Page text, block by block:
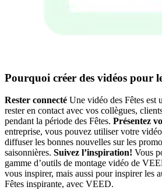
Pourquoi créer des vidéos pour
Rester connecté Une vidéo des Fêtes est
rester en contact avec vos collègues,
pendant la période des Fêtes. Présentez
entreprise, vous pouvez utiliser votre
diffuser les bonnes nouvelles sur les
saisonnières. Suivez l’inspiration! Vous
gamme d’outils de montage vidéo de
vous inspirer, mais aussi pour inspirer les
Fêtes inspirante, avec VEED.